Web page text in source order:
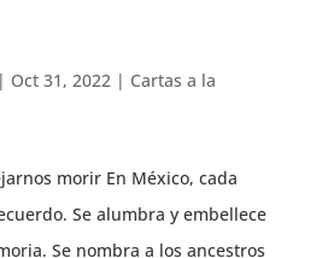
Oct 31, 2022 | Cartas a la
morir En México, cada
Se alumbra y embellece
Se nombra a los ancestros